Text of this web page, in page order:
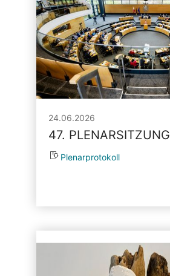
24.06.2026
47. PLENARSITZUNG
Plenarprotokoll